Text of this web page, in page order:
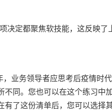
决定都聚焦软技能，这反映
业务领导者应思考后疫情时
同。您也可以在这个练习中
了这份清单后，您可以选择